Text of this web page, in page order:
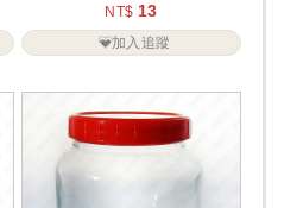
NT$ 13
加入追蹤